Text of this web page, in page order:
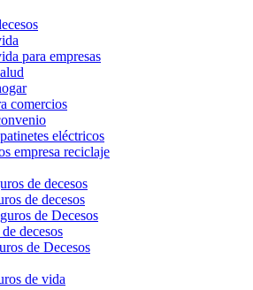
para empresas
comercios
eléctricos
empresa reciclaje
de decesos
de decesos
de Decesos
decesos
de Decesos
de vida